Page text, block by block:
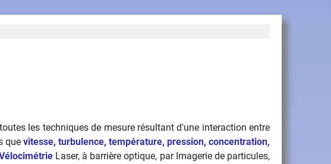
les techniques de mesure résultant d'une interaction entre
que vitesse, turbulence, température, pression, concentration,
Laser, à barrière optique, par Imagerie de particules,